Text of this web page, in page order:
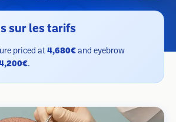
sur les tarifs
priced at 4,680€ and eyebrow
.